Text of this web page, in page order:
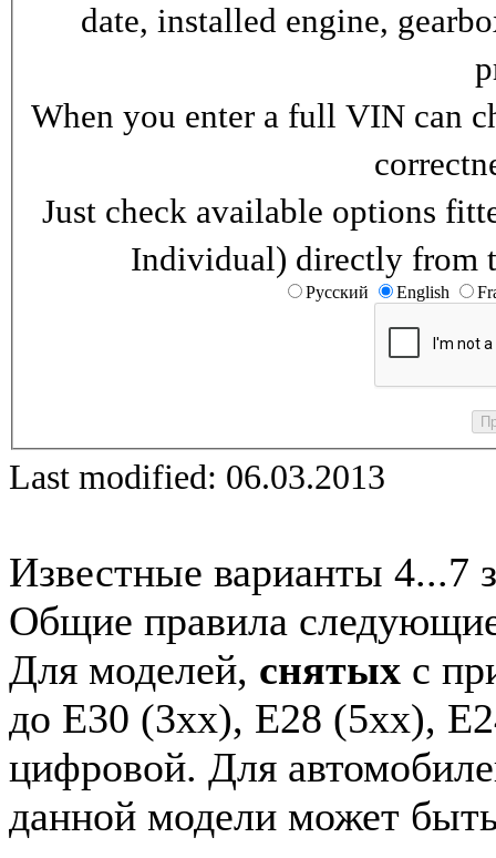
date, installed engine,
When you enter a full VIN can
Just check available options
Individual) directly from
Русский English
Last modified: 06.03.2013
Известные варианты 4...7
Общие правила
Для моделей, снятых с
до E30 (3xx), E28 (5xx),
цифровой. Для
данной модели может